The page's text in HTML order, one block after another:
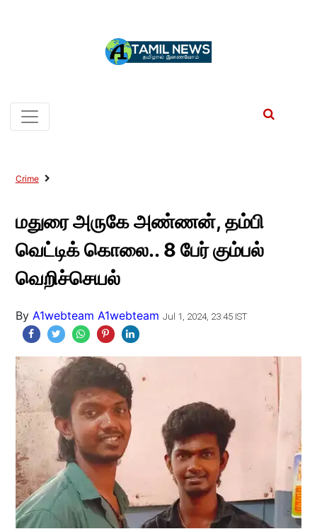
Crime
மதுரை அருகே அண்ணன், தம்பி
வெட்டிக் கொலை.. 8 பேர் கும்பல்
வெறிச்செயல்
By A1webteam A1webteam Jul 1, 2024, 23:45 IST